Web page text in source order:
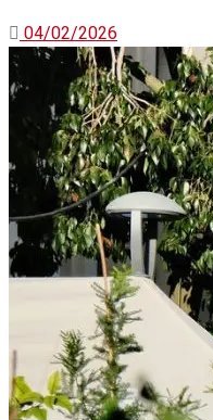
04/02/2026